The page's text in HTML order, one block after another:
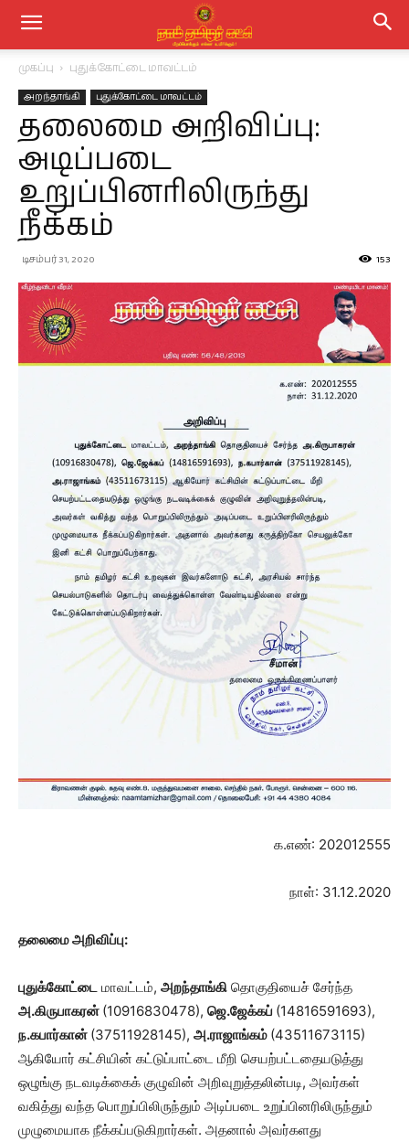
முகப்பு புதுக்கோட்டை மாவட்டம்
அறந்தாங்கி புதுக்கோட்டை மாவட்டம்
தலைமை அறிவிப்பு:
அடிப்படை
உறுப்பினரிலிருந்து
நீக்கம்
டிசம்பர் 31, 2020 153
க.எண்: 202012555
நாள்: 31.12.2020
தலைமை அறிவிப்பு:
புதுக்கோட்டை மாவட்டம், அறந்தாங்கி தொகுதியைச் சேர்ந்த
அ.கிருபாகரன் (10916830478), ஜெ.ஜேக்கப் (14816591693),
ந.கபார்கான் (37511928145), அ.ராஜாங்கம் (43511673115)
ஆகியோர் கட்சியின் கட்டுப்பாட்டை மீறி செயற்பட்டதையடுத்து
ஒழுங்கு நடவடிக்கைக் குழுவின் அறிவுறுத்தலின்படி, அவர்கள்
வகித்து வந்த பொறுப்பிலிருந்தும் அடிப்படை உறுப்பினரிலிருந்தும்
முழுமையாக நீக்கப்படுகிறார்கள். அதனால் அவர்களது